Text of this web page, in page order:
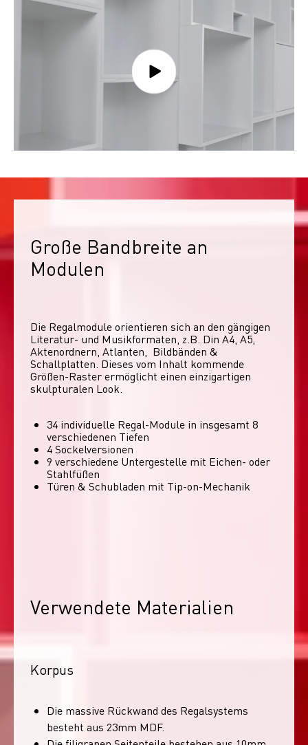
Große Bandbreite an
Modulen
Die Regalmodule orientieren sich an den gängigen
Literatur- und Musikformaten, z.B. Din A4, A5,
Aktenordnern, Atlanten,  Bildbänden &
Schallplatten. Dieses vom Inhalt kommende
Größen-Raster ermöglicht einen einzigartigen
skulpturalen Look.
34 individuelle Regal-Module​ in insgesamt 8
verschiedenen Tiefen
4 Sockelversionen​
9 verschiedene Untergestelle mit Eichen- oder
Stahlfüßen
Türen & Schubladen mit Tip-on-Mechanik
Verwendete Materialien
Korpus
Die massive Rückwand des Regalsystems
besteht aus 23mm MDF.